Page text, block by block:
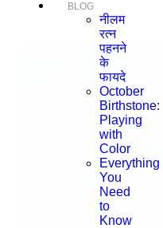
BLOG
नीलम
रत्न
पहनने
के
फायदे
October
Birthstone:
Playing
with
Color
Everything
You
Need
to
Know